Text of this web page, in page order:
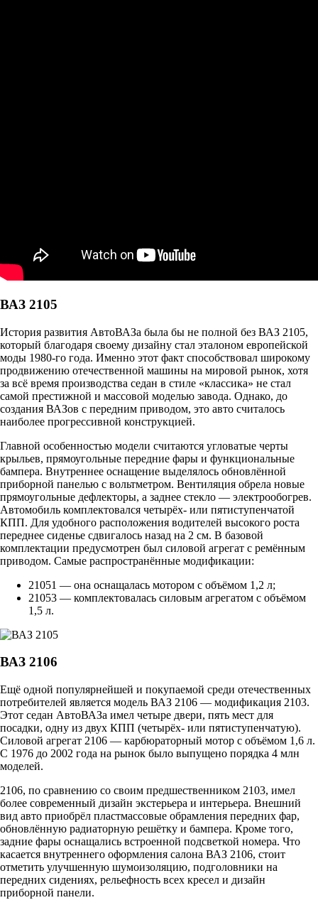
ВАЗ 2105
История развития АвтоВАЗа была бы не полной без ВАЗ 2105,
который благодаря своему дизайну стал эталоном европейской
моды 1980-го года. Именно этот факт способствовал широкому
продвижению отечественной машины на мировой рынок, хотя
за всё время производства седан в стиле «классика» не стал
самой престижной и массовой моделью завода. Однако, до
создания ВАЗов с передним приводом, это авто считалось
наиболее прогрессивной конструкцией.
Главной особенностью модели считаются угловатые черты
крыльев, прямоугольные передние фары и функциональные
бампера. Внутреннее оснащение выделялось обновлённой
приборной панелью с вольтметром. Вентиляция обрела новые
прямоугольные дефлекторы, а заднее стекло — электрообогрев.
Автомобиль комплектовался четырёх- или пятиступенчатой
КПП. Для удобного расположения водителей высокого роста
переднее сиденье сдвигалось назад на 2 см. В базовой
комплектации предусмотрен был силовой агрегат с ремённым
приводом. Самые распространённые модификации:
21051 — она оснащалась мотором с объёмом 1,2 л;
21053 — комплектовалась силовым агрегатом с объёмом
1,5 л.
ВАЗ 2106
Ещё одной популярнейшей и покупаемой среди отечественных
потребителей является модель ВАЗ 2106 — модификация 2103.
Этот седан АвтоВАЗа имел четыре двери, пять мест для
посадки, одну из двух КПП (четырёх- или пятиступенчатую).
Силовой агрегат 2106 — карбюраторный мотор с объёмом 1,6 л.
С 1976 до 2002 года на рынок было выпущено порядка 4 млн
моделей.
2106, по сравнению со своим предшественником 2103, имел
более современный дизайн экстерьера и интерьера. Внешний
вид авто приобрёл пластмассовые обрамления передних фар,
обновлённую радиаторную решётку и бампера. Кроме того,
задние фары оснащались встроенной подсветкой номера. Что
касается внутреннего оформления салона ВАЗ 2106, стоит
отметить улучшенную шумоизоляцию, подголовники на
передних сидениях, рельефность всех кресел и дизайн
приборной панели.